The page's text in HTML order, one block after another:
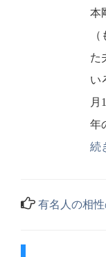
本
た
い
月
年
続
有名人の相